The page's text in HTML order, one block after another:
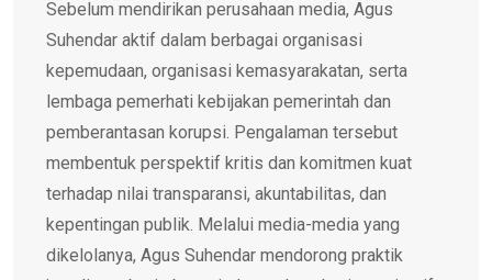
Sebelum mendirikan perusahaan media, Agus
Suhendar aktif dalam berbagai organisasi
kepemudaan, organisasi kemasyarakatan, serta
lembaga pemerhati kebijakan pemerintah dan
pemberantasan korupsi. Pengalaman tersebut
membentuk perspektif kritis dan komitmen kuat
terhadap nilai transparansi, akuntabilitas, dan
kepentingan publik. Melalui media-media yang
dikelolanya, Agus Suhendar mendorong praktik